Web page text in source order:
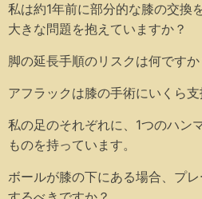
私は約1年前に部分的な膝の交換
大きな問題を抱えていますか？
脚の延長手順のリスクは何ですか
アフラックは膝の手術にいくら
私の足のそれぞれに、1つのハン
ものを持っています。
ボールが膝の下にある場合、プ